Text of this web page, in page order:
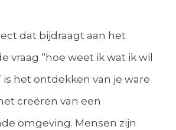
dat bijdraagt aan het
vraag “hoe weet ik wat ik wil
is het ontdekken van je ware
creëren van een
omgeving. Mensen zijn